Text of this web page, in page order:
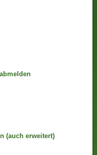
(auch erweitert)